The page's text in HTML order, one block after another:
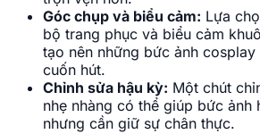
Góc chụp và biểu cảm: Lựa
bộ trang phục và biểu cảm
tạo nên những bức ảnh
cuốn hút.
Chỉnh sửa hậu kỳ: Một chút
nhẹ nhàng có thể giúp bức ảnh
nhưng cần giữ sự chân thực.